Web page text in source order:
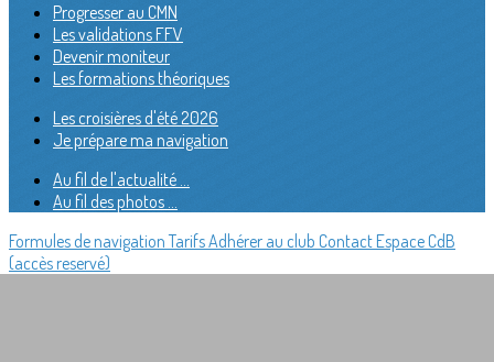
Progresser au CMN
Les validations FFV
Devenir moniteur
Les formations théoriques
Les croisières d'été 2026
Je prépare ma navigation
Au fil de l'actualité ...
Au fil des photos ...
Formules de navigationTarifsAdhérer au club Contact Espace CdB
(accès reservé)